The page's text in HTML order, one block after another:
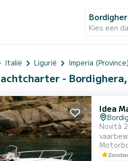
Kies een
Italië Ligurië Imperia (Province)
-
Idea
Novità
vaarbewijs. Aan de voorkant is er een comfortabel zonnedek met kussens en achterin een
evenals een